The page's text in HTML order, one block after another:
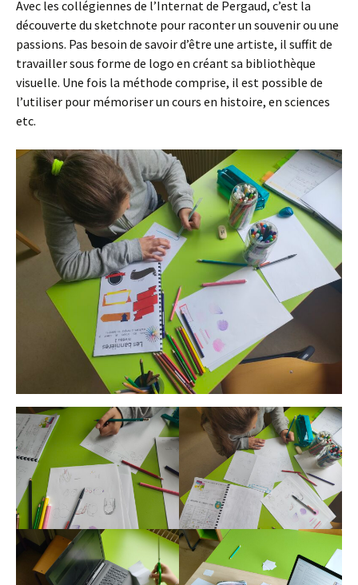
Avec les collégiennes de l’Internat de Pergaud, c’est la
découverte du sketchnote pour raconter un souvenir ou une
passions. Pas besoin de savoir d’être une artiste, il suffit de
travailler sous forme de logo en créant sa bibliothèque
visuelle. Une fois la méthode comprise, il est possible de
l’utiliser pour mémoriser un cours en histoire, en sciences
etc.